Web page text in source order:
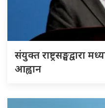
संयुक्त राष्ट्रसङ्घद्वारा
आह्वान